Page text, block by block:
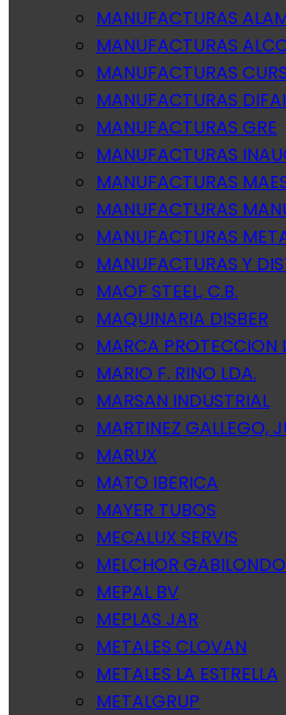
MANUFACTURAS
MANUFACTURAS
MANUFACTURAS
MANUFACTURAS
MANUFACTURAS GRE
MANUFACTURAS
MANUFACTURAS
MANUFACTURAS
MANUFACTURAS
MANUFACTURAS Y
MAOF STEEL, C.B.
MAQUINARIA DISBER
MARCA PROTECCION
MARIO F. RINO LDA.
MARSAN INDUSTRIAL
MARTINEZ GALLEGO,
MARUX
MATO IBERICA
MAYER TUBOS
MECALUX SERVIS
MELCHOR GABILONDO
MEPAL BV
MEPLAS JAR
METALES CLOVAN
METALES LA ESTRELLA
METALGRUP